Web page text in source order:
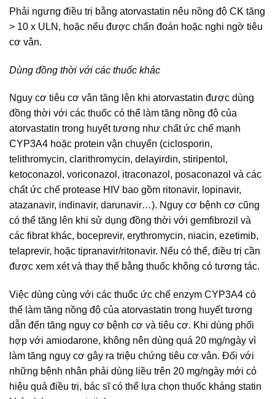
Phải ngưng điều trị bằng atorvastatin nêu nồng độ CK tăng
> 10 x ULN, hoặc nếu được chẩn đoán hoặc nghi ngờ tiêu
cơ vân.
Dùng đồng thời với các thuốc khác
Nguy cơ tiêu cơ vân tăng lên khi atorvastatin được dùng
đồng thời với các thuốc có thể làm tăng nồng độ của
atorvastatin trong huyết tương như chất ức chế mạnh
CYP3A4 hoặc protein vận chuyển (ciclosporin,
telithromycin, clarithromycin, delayirdin, stiripentol,
ketoconazol, voriconazol, itraconazol, posaconazol và các
chất ức chế protease HIV bao gồm ritonavir, lopinavir,
atazanavir, indinavir, darunavir…). Nguy cơ bệnh cơ cũng
có thể tăng lên khi sử dụng đồng thời với gemfibrozil và
các fibrat khác, boceprevir, erythromycin, niacin, ezetimib,
telaprevir, hoặc tipranavir/ritonavir. Nếu có thể, điều trị cần
được xem xét và thay thế bằng thuốc không có tương tác.
Việc dùng cùng với các thuốc ức chế enzym CYP3A4 có
thể làm tăng nồng độ của atorvastatin trong huyết tương
dẫn đến tăng nguy cơ bệnh cơ và tiêu cơ. Khi dùng phối
hợp với amiodarone, không nên dùng quá 20 mg/ngày vì
làm tăng nguy cơ gây ra triệu chứng tiêu cơ vân. Đối với
những bệnh nhân phải dùng liều trên 20 mg/ngày mới có
hiệu quả điều trị, bác sĩ có thể lựa chọn thuốc kháng statin